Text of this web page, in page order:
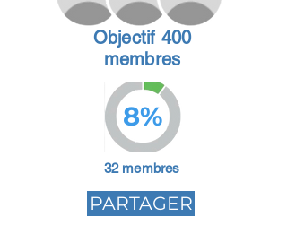
Objectif 400
membres
8%
32 membres
PARTAGER